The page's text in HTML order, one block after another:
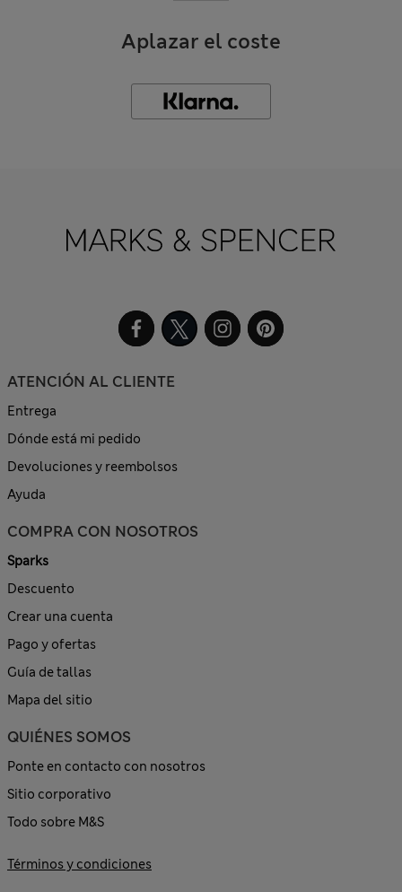
Aplazar el coste
ATENCIÓN AL CLIENTE
Entrega
Dónde está mi pedido
Devoluciones y reembolsos
Ayuda
COMPRA CON NOSOTROS
Sparks
Descuento
Crear una cuenta
Pago y ofertas
Guía de tallas
Mapa del sitio
QUIÉNES SOMOS
Ponte en contacto con nosotros
Sitio corporativo
Todo sobre M&S
Términos y condiciones